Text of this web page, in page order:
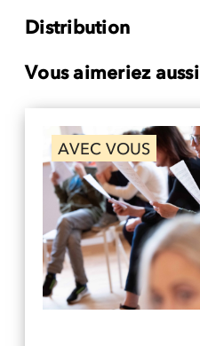
Distribution
Vous aimeriez aussi
AVEC VOUS